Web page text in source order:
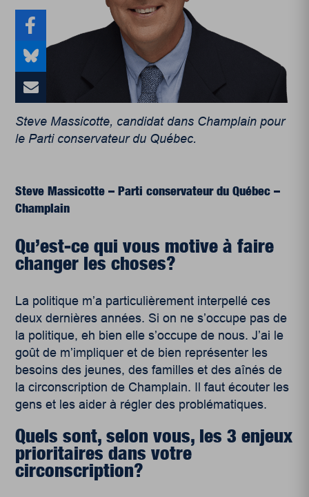
Steve Massicotte, candidat dans Champlain pour
le Parti conservateur du Québec.
Steve Massicotte – Parti conservateur du Québec –
Champlain
Qu’est-ce qui vous motive à faire
changer les choses?
La politique m’a particulièrement interpellé ces
deux dernières années. Si on ne s’occupe pas de
la politique, eh bien elle s’occupe de nous. J’ai le
goût de m’impliquer et de bien représenter les
besoins des jeunes, des familles et des aînés de
la circonscription de Champlain. Il faut écouter les
gens et les aider à régler des problématiques.
Quels sont, selon vous, les 3 enjeux
prioritaires dans votre
circonscription?